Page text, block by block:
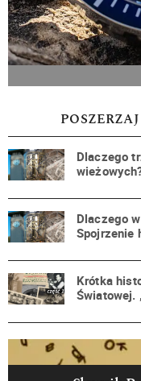
Dlaczego
Dlaczego
Spojrzenie
Krótka
Światowej.